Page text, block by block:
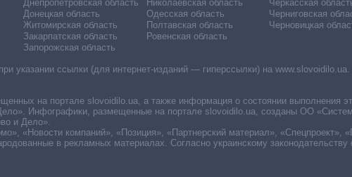
Днепропетровская область
Донецкая область
Житомирская область
Закарпатская область
Запорожская область
Николаевская область
Одесская область
Полтавская область
Ровенская область
Черкасская
Черниговская
Черновицкая
указании ссылки (для интернет-изданий — гиперссылки) на
на портале slovoidilo.ua, а также информация о состоянии выполнения
Инфографики, размещенные на портале slovoidilo.ua, созданы ОО
и Дело».
«Новости компаний», «Позиция», «Партнерский материал», «Спецпроект»,
в рекламных материалах. Согласно украинскому законодательству